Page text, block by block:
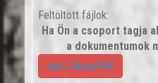
Feltöltött fájlok:
Ha Ön a csoport tagja
a dokumentumok
zart-1-Bursa.PDF